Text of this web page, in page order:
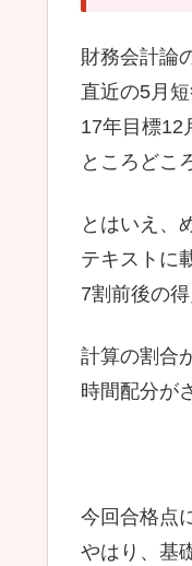
財務会計論
直近の5月
17年目標12
ところどこ
とはいえ、
テキストに
7割前後の
計算の割合
時間配分が
今回合格点
やはり、基